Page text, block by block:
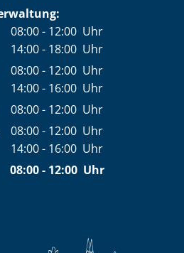
08:00- 12:00 Uhr
Von 08:00 bis 12:00 Uhr
14:00- 18:00 Uhr
Von 14:00 bis 18:00 Uhr
08:00- 12:00 Uhr
Von 08:00 bis 12:00 Uhr
14:00- 16:00 Uhr
Von 14:00 bis 16:00 Uhr
08:00- 12:00 Uhr
Von 08:00 bis 12:00 Uhr
08:00- 12:00 Uhr
Von 08:00 bis 12:00 Uhr
14:00- 16:00 Uhr
Von 14:00 bis 16:00 Uhr
08:00- 12:00 Uhr